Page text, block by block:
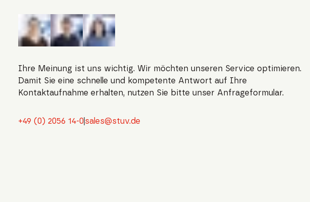
Ihre Meinung ist uns wichtig. Wir möchten unseren Service optimieren.
Damit Sie eine schnelle und kompetente Antwort auf Ihre
Kontaktaufnahme erhalten, nutzen Sie bitte unser Anfrageformular.
+49 (0) 2056 14-0 sales@stuv.de